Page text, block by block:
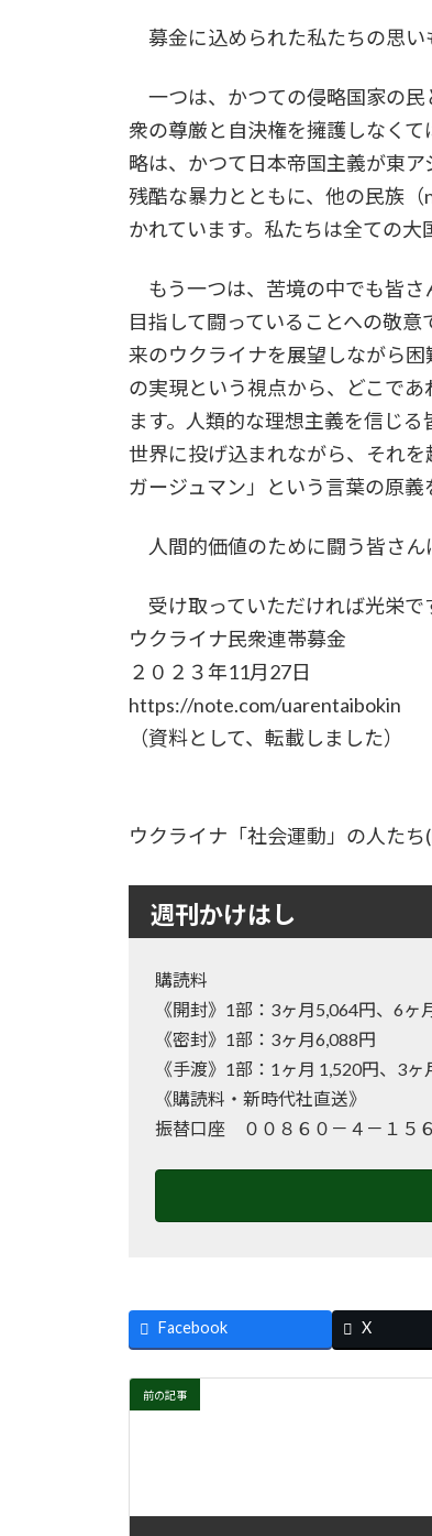
募金に込められた私たちの思い
一つは、かつての侵略国家の民
衆の尊厳と自決権を擁護しなく
略は、かつて日本帝国主義が東
残酷な暴力とともに、他の民族
かれています。私たちは全ての大
もう一つは、苦境の中でも皆さ
目指して闘っていることへの敬
来のウクライナを展望しながら
の実現という視点から、どこで
ます。人類的な理想主義を信じる
世界に投げ込まれながら、それ
ガージュマン」という言葉の原義
人間的価値のために闘う皆さん
受け取っていただければ光栄で
ウクライナ民衆連帯募金
２０２３年11月27日
https://note.com/uarentaibokin
（資料として、転載しました）
ウクライナ「社会運動」の人た
週刊かけはし
購読料
《開封》1部：3ヶ月5,064円、6
《密封》1部：3ヶ月6,088円
《手渡》1部：1ヶ月 1,520円、3ヶ
《購読料・新時代社直送》
振替口座 ００８６０－４－１５
Facebook X
前の記事